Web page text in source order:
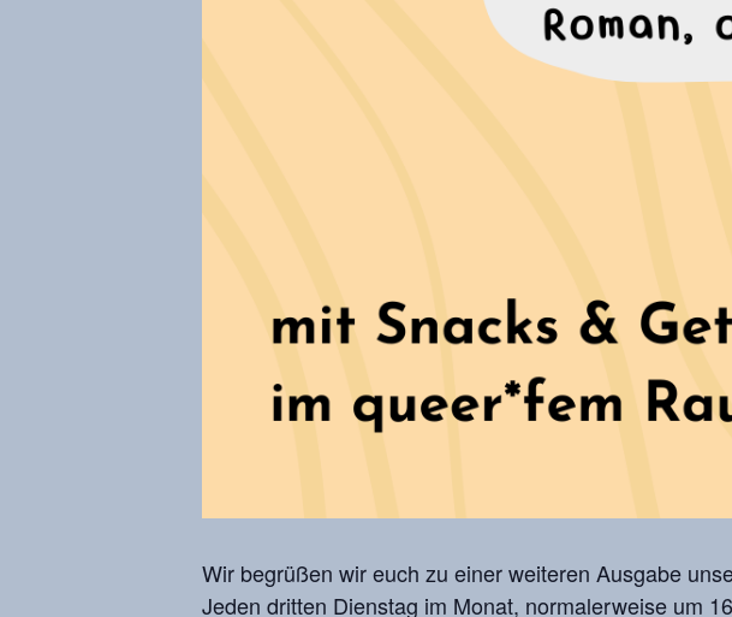
Wir begrüßen wir euch zu einer weiteren Ausgabe
Jeden dritten Dienstag im Monat, normalerweise um